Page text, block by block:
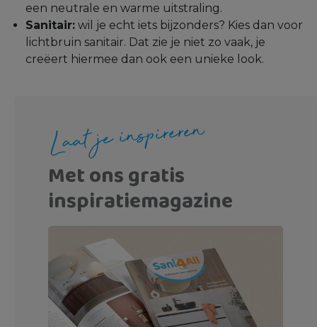
een neutrale en warme uitstraling.
Sanitair: wil je echt iets bijzonders? Kies dan voor
lichtbruin sanitair. Dat zie je niet zo vaak, je
creëert hiermee dan ook een unieke look.
Laat je inspireren
Met ons gratis
inspiratiemagazine